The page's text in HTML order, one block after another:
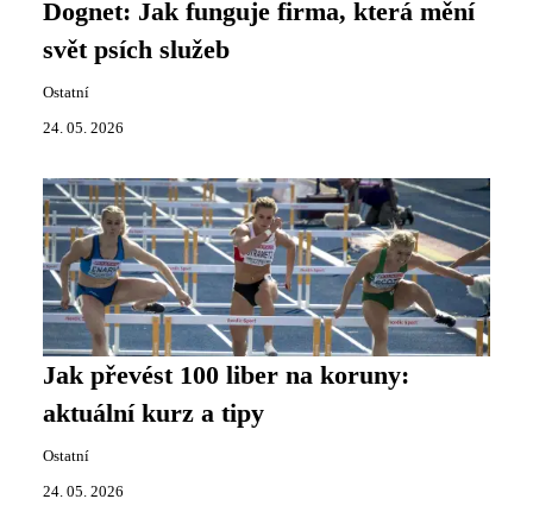
Dognet: Jak funguje firma, která mění
svět psích služeb
Ostatní
24. 05. 2026
Jak převést 100 liber na koruny:
aktuální kurz a tipy
Ostatní
24. 05. 2026